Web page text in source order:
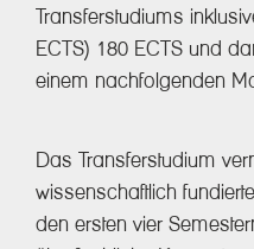
Transferstudiums
ECTS) 180 ECTS und
einem nachfolgenden
Das Transferstudium
wissenschaftlich
den ersten vier